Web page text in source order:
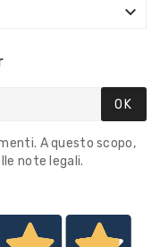

OK
A questo scopo,
note legali.